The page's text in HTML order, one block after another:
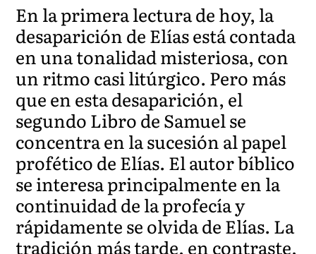
En la primera lectura de hoy, la
desaparición de Elías está contada
en una tonalidad misteriosa, con
un ritmo casi litúrgico. Pero más
que en esta desaparición, el
segundo Libro de Samuel se
concentra en la sucesión al papel
profético de Elías. El autor bíblico
se interesa principalmente en la
continuidad de la profecía y
rápidamente se olvida de Elías. La
tradición más tarde, en contraste,